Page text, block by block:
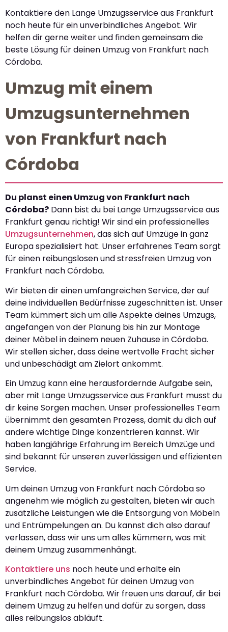
Kontaktiere den Lange Umzugsservice aus Frankfurt
noch heute für ein unverbindliches Angebot. Wir
helfen dir gerne weiter und finden gemeinsam die
beste Lösung für deinen Umzug von Frankfurt nach
Córdoba.
Umzug mit einem
Umzugsunternehmen
von Frankfurt nach
Córdoba
Du planst einen Umzug von Frankfurt nach
Córdoba? Dann bist du bei Lange Umzugsservice aus
Frankfurt genau richtig! Wir sind ein professionelles
Umzugsunternehmen, das sich auf Umzüge in ganz
Europa spezialisiert hat. Unser erfahrenes Team sorgt
für einen reibungslosen und stressfreien Umzug von
Frankfurt nach Córdoba.
Wir bieten dir einen umfangreichen Service, der auf
deine individuellen Bedürfnisse zugeschnitten ist. Unser
Team kümmert sich um alle Aspekte deines Umzugs,
angefangen von der Planung bis hin zur Montage
deiner Möbel in deinem neuen Zuhause in Córdoba.
Wir stellen sicher, dass deine wertvolle Fracht sicher
und unbeschädigt am Zielort ankommt.
Ein Umzug kann eine herausfordernde Aufgabe sein,
aber mit Lange Umzugsservice aus Frankfurt musst du
dir keine Sorgen machen. Unser professionelles Team
übernimmt den gesamten Prozess, damit du dich auf
andere wichtige Dinge konzentrieren kannst. Wir
haben langjährige Erfahrung im Bereich Umzüge und
sind bekannt für unseren zuverlässigen und effizienten
Service.
Um deinen Umzug von Frankfurt nach Córdoba so
angenehm wie möglich zu gestalten, bieten wir auch
zusätzliche Leistungen wie die Entsorgung von Möbeln
und Entrümpelungen an. Du kannst dich also darauf
verlassen, dass wir uns um alles kümmern, was mit
deinem Umzug zusammenhängt.
Kontaktiere uns noch heute und erhalte ein
unverbindliches Angebot für deinen Umzug von
Frankfurt nach Córdoba. Wir freuen uns darauf, dir bei
deinem Umzug zu helfen und dafür zu sorgen, dass
alles reibungslos abläuft.